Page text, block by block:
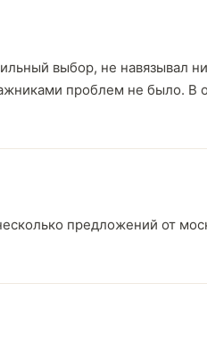
выбор, не навязывал
проблем не было. В
предложений от